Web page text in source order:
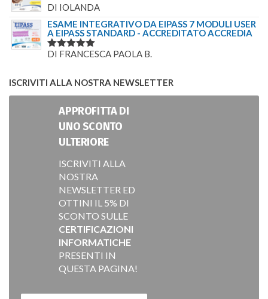
VALUTATO
DI IOLANDA
ESAME INTEGRATIVO DA EIPASS 7 MODULI USER
A EIPASS STANDARD - ACCREDITATO ACCREDIA
VALUTATO
DI FRANCESCA PAOLA B.
ISCRIVITI ALLA NOSTRA NEWSLETTER
APPROFITTA DI
UNO SCONTO
ULTERIORE
ISCRIVITI ALLA
NOSTRA
NEWSLETTER ED
OTTINI IL 5% DI
SCONTO SULLE
CERTIFICAZIONI
INFORMATICHE
PRESENTI IN
QUESTA PAGINA!